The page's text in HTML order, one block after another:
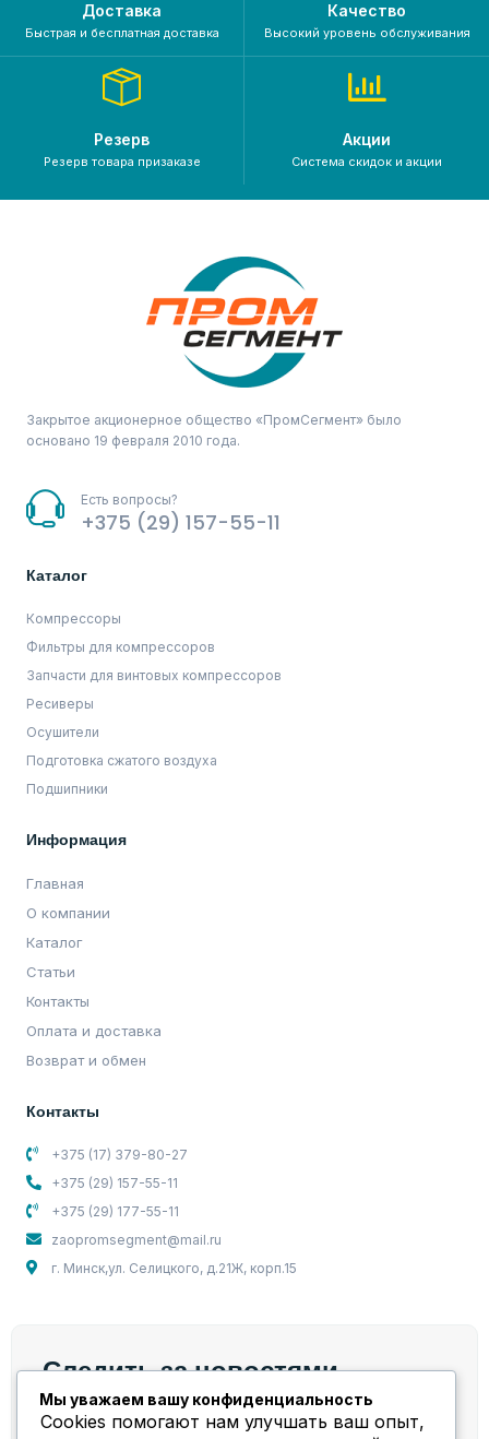
Доставка
Быстрая и бесплатная доставка
Качество
Высокий уровень обслуживания
Резерв
Резерв товара призаказе
Акции
Система скидок и акции
Закрытое акционерное общество «ПромСегмент» было
основано 19 февраля 2010 года.
Есть вопросы?
+375 (29) 157-55-11
Каталог
Компрессоры
Фильтры для компрессоров
Запчасти для винтовых компрессоров
Ресиверы
Осушители
Подготовка сжатого воздуха
Подшипники
Информация
Главная
О компании
Каталог
Статьи
Контакты
Оплата и доставка
Возврат и обмен
Контакты
+375 (17) 379-80-27
+375 (29) 157-55-11
+375 (29) 177-55-11
zaopromsegment@mail.ru
г. Минск,ул. Селицкого, д.21Ж, корп.15
Следить за новостями
Мы берем на себя весь спектр работ и задач,
связанных с компрессорным оборудованием!
Мы уважаем вашу конфиденциальность
Cookies помогают нам улучшать ваш опыт,